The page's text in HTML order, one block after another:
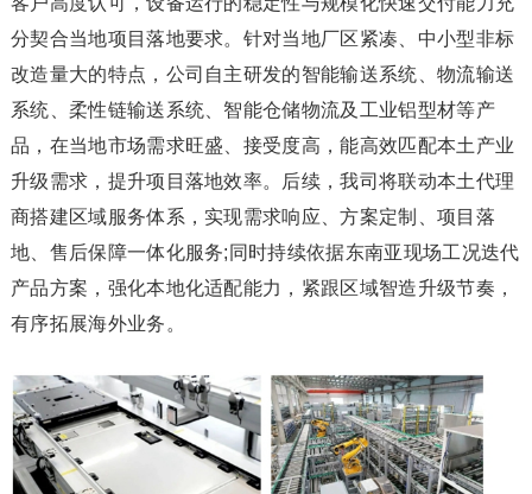
分契合当地项目落地要求。针对当地厂区紧凑、中小型非标
改造量大的特点，公司自主研发的智能输送系统、物流输送
系统、柔性链输送系统、智能仓储物流及工业铝型材等产
品，在当地市场需求旺盛、接受度高，能高效匹配本土产业
升级需求，提升项目落地效率。后续，我司将联动本土代理
商搭建区域服务体系，实现需求响应、方案定制、项目落
地、售后保障一体化服务;同时持续依据东南亚现场工况迭代
产品方案，强化本地化适配能力，紧跟区域智造升级节奏，
有序拓展海外业务。